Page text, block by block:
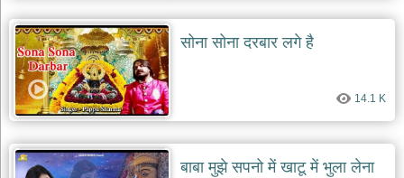
सोना सोना दरबार लगे है
14.1 K
बाबा मुझे सपनो में खाटू में भुला लेना